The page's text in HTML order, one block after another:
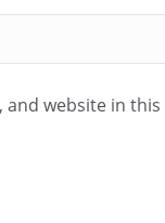
and website in